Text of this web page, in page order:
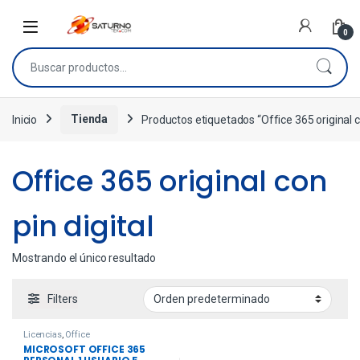
0
Inicio Tienda Productos etiquetados “Office 365 original
Office 365 original con
pin digital
Mostrando el único resultado
Filters
Licencias, Office
MICROSOFT OFFICE 365